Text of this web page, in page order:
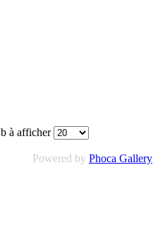
à afficher
Powered by Phoca Gallery